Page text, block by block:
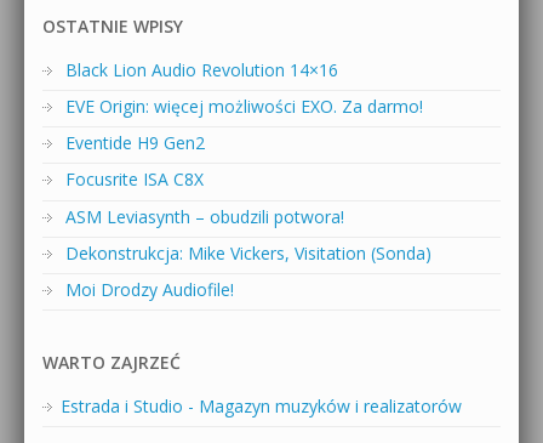
OSTATNIE WPISY
Black Lion Audio Revolution 14×16
EVE Origin: więcej możliwości EXO. Za darmo!
Eventide H9 Gen2
Focusrite ISA C8X
ASM Leviasynth – obudzili potwora!
Dekonstrukcja: Mike Vickers, Visitation (Sonda)
Moi Drodzy Audiofile!
WARTO ZAJRZEĆ
Estrada i Studio - Magazyn muzyków i realizatorów